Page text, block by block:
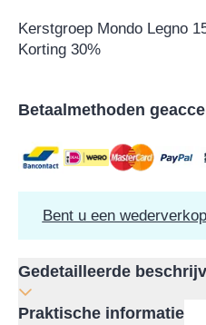
Kerstgroep Mondo Legno
Korting 30%
Betaalmethoden
Bent u een
Gedetailleerde
Praktische informatie